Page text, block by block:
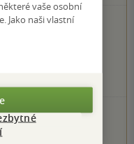
KNIHY
0.0 z 5
vaše osobní
Jako naši vlastní